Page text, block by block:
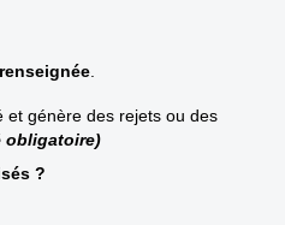
et génère des rejets ou des
obligatoire)
?